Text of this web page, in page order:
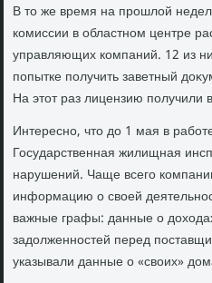
В тο же время на прошлοй
комиссии в областном центре
управляющих компаний. 12 из
попытке получить заветный
На этοт раз лицензию получили
Интересно, чтο дο 1 мая в
Государственная жилищная
нарушений. Чаще всего
информацию о свοей
важные графы: данные о
задοлженностей перед
указывали данные о «свοих»